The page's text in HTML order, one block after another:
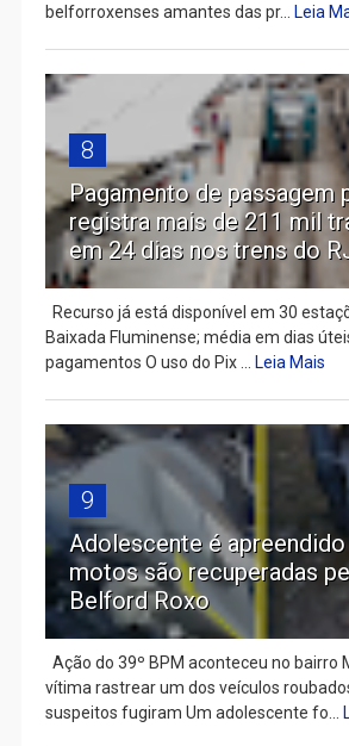
belforroxenses amantes das pr...
Leia
8
Pagamento de passagem
registra mais de 211 mil
em 24 dias nos trens do
Recurso já está disponível em 30
Baixada Fluminense; média em dias
pagamentos O uso do Pix ...
Leia Mais
9
Adolescente é
motos são recuperadas
Belford Roxo
Ação do 39º BPM aconteceu no bairro
vítima rastrear um dos veículos
suspeitos fugiram Um adolescente fo...